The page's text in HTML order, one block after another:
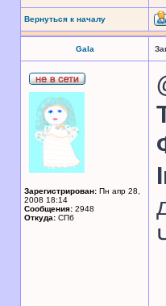
Вернуться к началу
Gala
Зарегистрирован: Пн апр 28,
2008 18:14
Сообщения: 2948
Откуда: CПб